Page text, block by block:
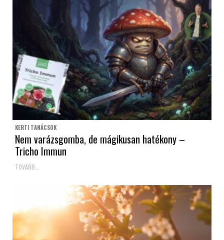
KERTI TANÁCSOK
Nem varázsgomba, de mágikusan hatékony –
Tricho Immun
TOVÁBB...